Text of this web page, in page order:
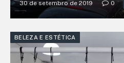
30 de setembro de 2019 0
BELEZA E ESTÉTICA